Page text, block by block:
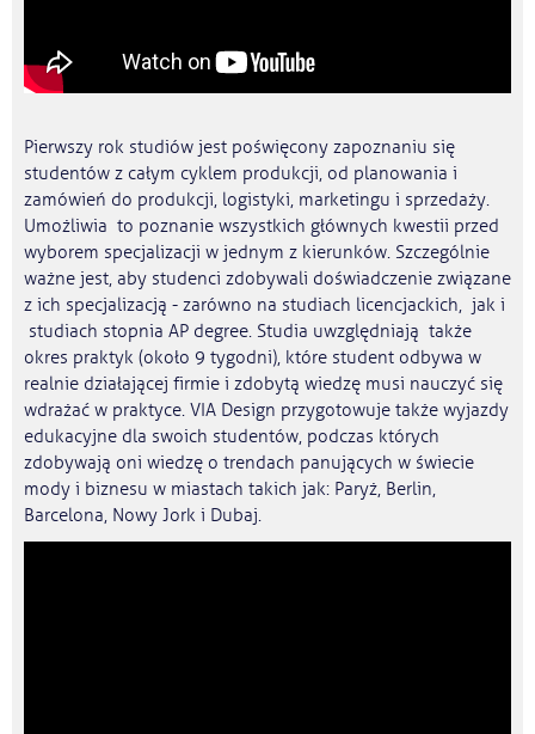
Pierwszy rok studiów jest poświęcony zapoznaniu się
studentów z całym cyklem produkcji, od planowania i
zamówień do produkcji, logistyki, marketingu i sprzedaży.
Umożliwia to poznanie wszystkich głównych kwestii przed
wyborem specjalizacji w jednym z kierunków. Szczególnie
ważne jest, aby studenci zdobywali doświadczenie związane
z ich specjalizacją - zarówno na studiach licencjackich, jak i
studiach stopnia AP degree. Studia uwzględniają także
okres praktyk (około 9 tygodni), które student odbywa w
realnie działającej firmie i zdobytą wiedzę musi nauczyć się
wdrażać w praktyce. VIA Design przygotowuje także wyjazdy
edukacyjne dla swoich studentów, podczas których
zdobywają oni wiedzę o trendach panujących w świecie
mody i biznesu w miastach takich jak: Paryż, Berlin,
Barcelona, Nowy Jork i Dubaj.